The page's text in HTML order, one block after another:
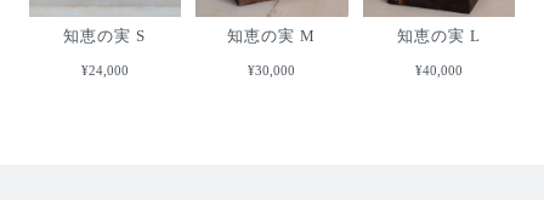
知恵の実 S
¥24,000
知恵の実 M
¥30,000
知恵の実 L
¥40,000